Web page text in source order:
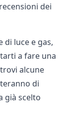
dei
di luce e gas,
a fare una
alcune
di
già scelto